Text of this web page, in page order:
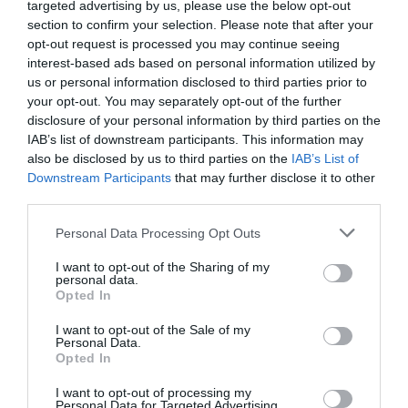
targeted advertising by us, please use the below opt-out
section to confirm your selection. Please note that after your
opt-out request is processed you may continue seeing
interest-based ads based on personal information utilized by
us or personal information disclosed to third parties prior to
your opt-out. You may separately opt-out of the further
disclosure of your personal information by third parties on the
IAB’s list of downstream participants. This information may
also be disclosed by us to third parties on the IAB’s List of
Downstream Participants that may further disclose it to other
Personal Data Processing Opt Outs
I want to opt-out of the Sharing of my
personal data.
Opted In
I want to opt-out of the Sale of my
Personal Data.
Opted In
I want to opt-out of processing my
Ταυτότητα Εκδήλωσης
Ημερομηνία:
Τετάρτη 9.30μ.μ.